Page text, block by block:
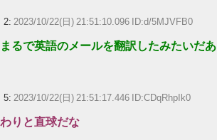
2: 2023/10/22(日) 21:51:10.096 ID:d/5MJVFB0
まるで英語のメールを翻訳したみたいだあ
5: 2023/10/22(日) 21:51:17.446 ID:CDqRhpIk0
わりと直球だな